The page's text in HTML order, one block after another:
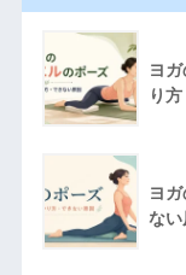
ヨ
り
ヨ
な